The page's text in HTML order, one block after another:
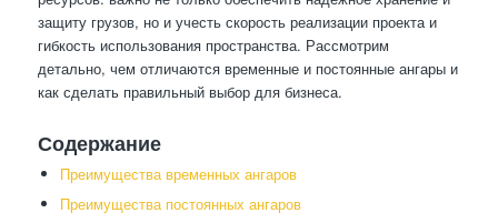
защиту грузов, но и учесть скорость реализации проекта и
гибкость использования пространства. Рассмотрим
детально, чем отличаются временные и постоянные ангары и
как сделать правильный выбор для бизнеса.
Содержание
Преимущества временных ангаров
Преимущества постоянных ангаров